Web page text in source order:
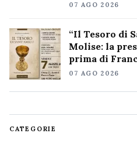
07 AGO 2026
“Il Tesoro di
Molise: la
prima di
07 AGO 2026
CATEGORIE